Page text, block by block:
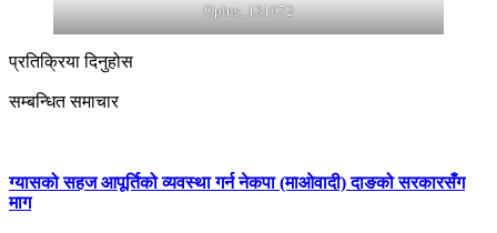
Oplus_131072
प्रतिक्रिया दिनुहोस
सम्बन्धित समाचार
ग्यासको सहज आपूर्तिको व्यवस्था गर्न नेकपा (माओवादी) दाङको सरकारसँग
माग